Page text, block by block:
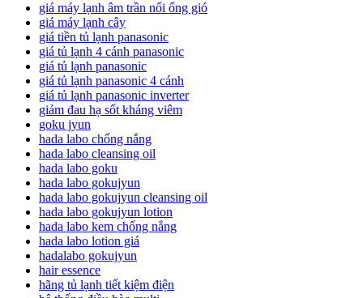
giá máy lạnh âm trần nối ống gió
giá máy lạnh cây
giá tiền tủ lạnh panasonic
giá tủ lạnh 4 cánh panasonic
giá tủ lạnh panasonic
giá tủ lạnh panasonic 4 cánh
giá tủ lạnh panasonic inverter
giảm đau hạ sốt kháng viêm
goku jyun
hada labo chống nắng
hada labo cleansing oil
hada labo goku
hada labo gokujyun
hada labo gokujyun cleansing oil
hada labo gokujyun lotion
hada labo kem chống nắng
hada labo lotion giá
hadalabo gokujyun
hair essence
hãng tủ lạnh tiết kiệm điện